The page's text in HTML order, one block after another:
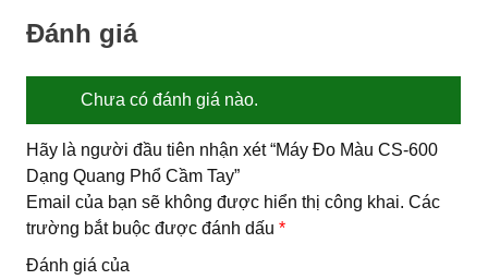
Đánh giá
Chưa có đánh giá nào.
Hãy là người đầu tiên nhận xét “Máy Đo Màu CS-600
Dạng Quang Phổ Cầm Tay”
Email của bạn sẽ không được hiển thị công khai. Các
trường bắt buộc được đánh dấu*
Đánh giá của